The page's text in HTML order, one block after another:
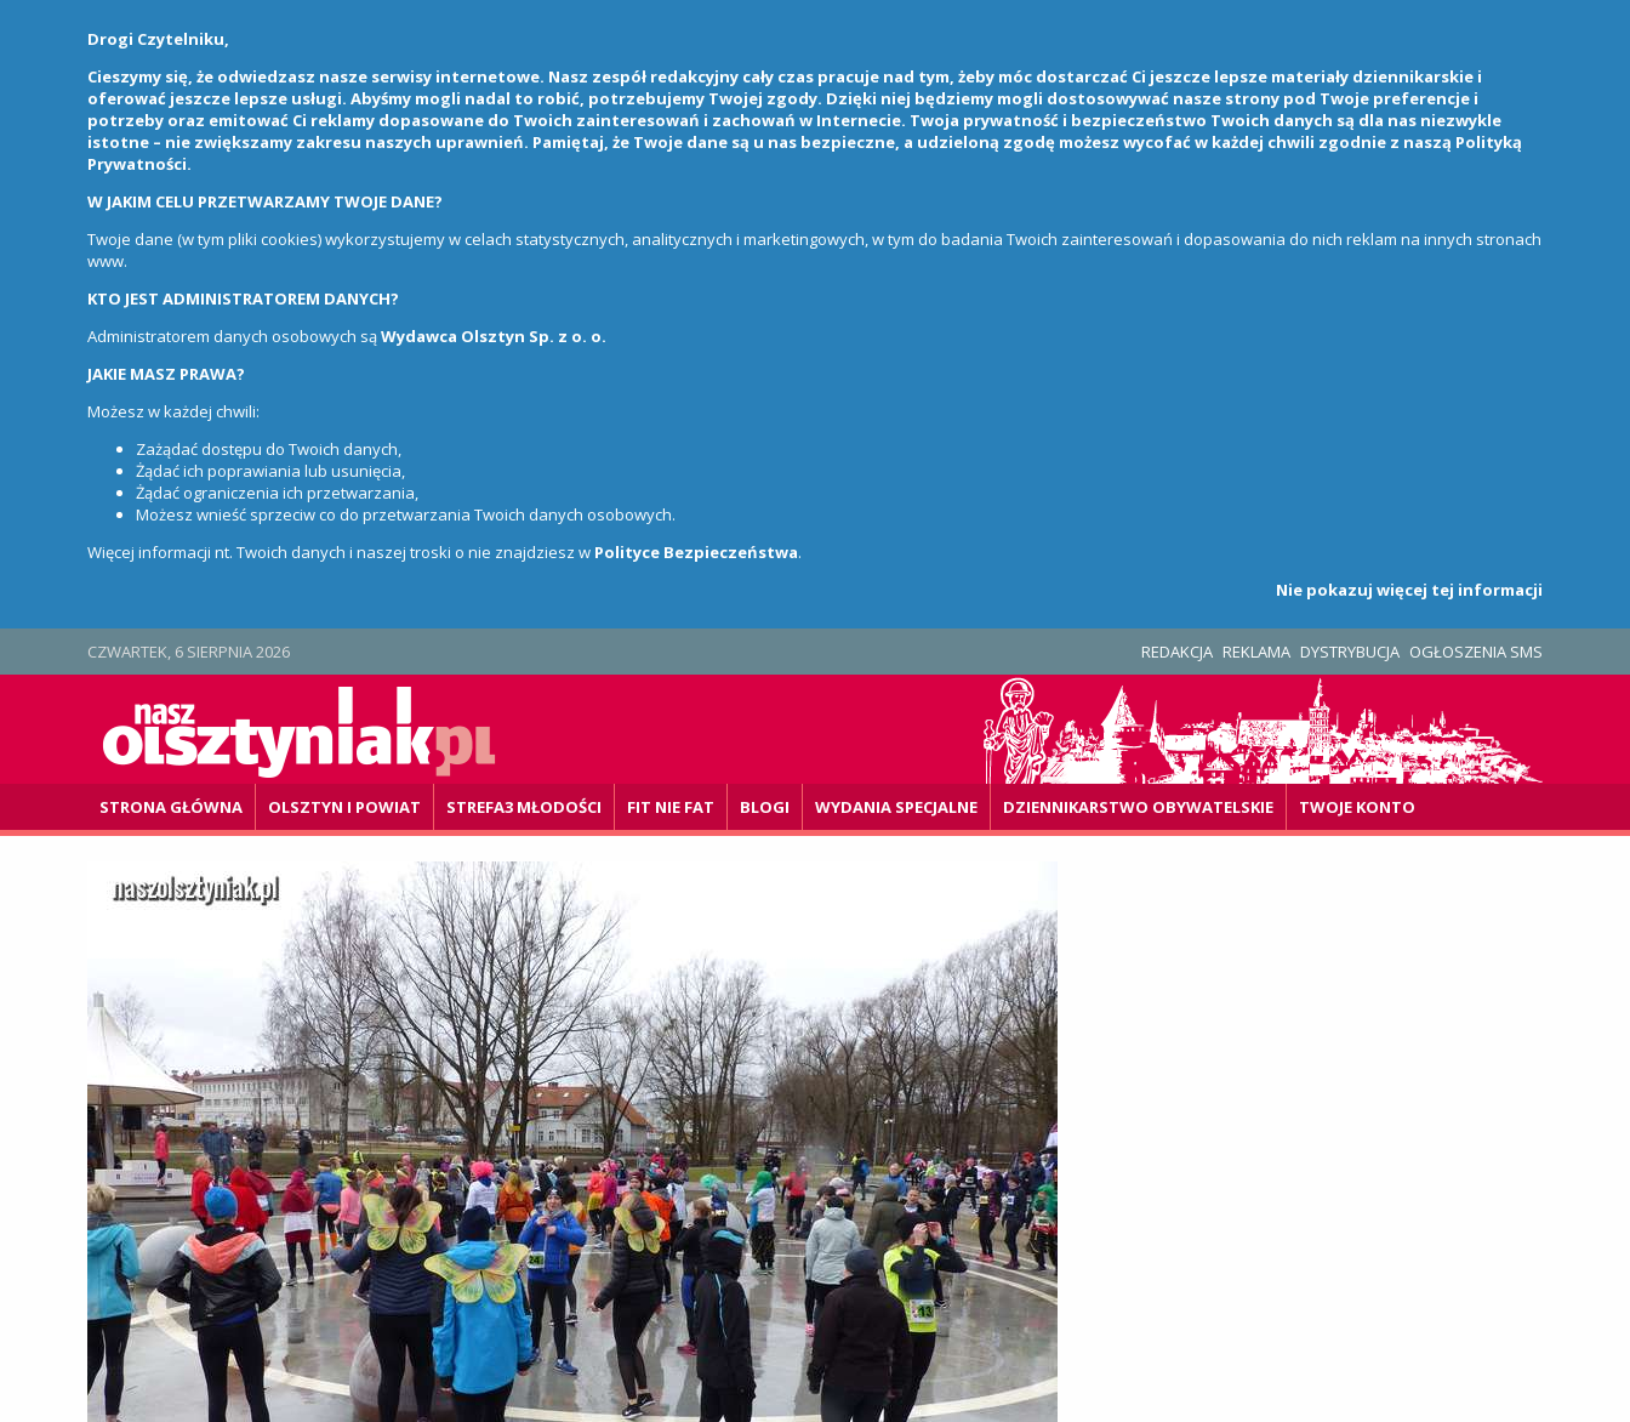
Drogi Czytelniku,
Cieszymy się, że odwiedzasz nasze serwisy internetowe. Nasz zespół redakcyjny cały czas pracuje nad tym, żeby móc dostarczać Ci jeszcze lepsze materiały dziennikarskie i
oferować jeszcze lepsze usługi. Abyśmy mogli nadal to robić, potrzebujemy Twojej zgody. Dzięki niej będziemy mogli dostosowywać nasze strony pod Twoje preferencje i
potrzeby oraz emitować Ci reklamy dopasowane do Twoich zainteresowań i zachowań w Internecie. Twoja prywatność i bezpieczeństwo Twoich danych są dla nas niezwykle
istotne – nie zwiększamy zakresu naszych uprawnień. Pamiętaj, że Twoje dane są u nas bezpieczne, a udzieloną zgodę możesz wycofać w każdej chwili zgodnie z naszą Polityką
Prywatności.
W JAKIM CELU PRZETWARZAMY TWOJE DANE?
Twoje dane (w tym pliki cookies) wykorzystujemy w celach statystycznych, analitycznych i marketingowych, w tym do badania Twoich zainteresowań i dopasowania do nich reklam na innych stronach
www.
KTO JEST ADMINISTRATOREM DANYCH?
Administratorem danych osobowych sąWydawca Olsztyn Sp. z o. o.
JAKIE MASZ PRAWA?
Możesz w każdej chwili:
Zażądać dostępu do Twoich danych,
Żądać ich poprawiania lub usunięcia,
Żądać ograniczenia ich przetwarzania,
Możesz wnieść sprzeciw co do przetwarzania Twoich danych osobowych.
Więcej informacji nt. Twoich danych i naszej troski o nie znajdziesz w Polityce Bezpieczeństwa.
Nie pokazuj więcej tej informacji
REDAKCJA REKLAMA DYSTRYBUCJA OGŁOSZENIA SMS
CZWARTEK, 6 SIERPNIA 2026
STRONA GŁÓWNA OLSZTYN I POWIAT STREFA3 MŁODOŚCI FIT NIE FAT BLOGI WYDANIA SPECJALNE DZIENNIKARSTWO OBYWATELSKIE TWOJE KONTO